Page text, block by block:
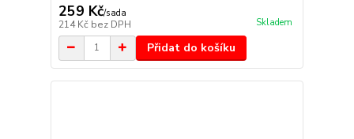
259 Kč/sada
214 Kč bez DPH Skladem
Přidat do košíku